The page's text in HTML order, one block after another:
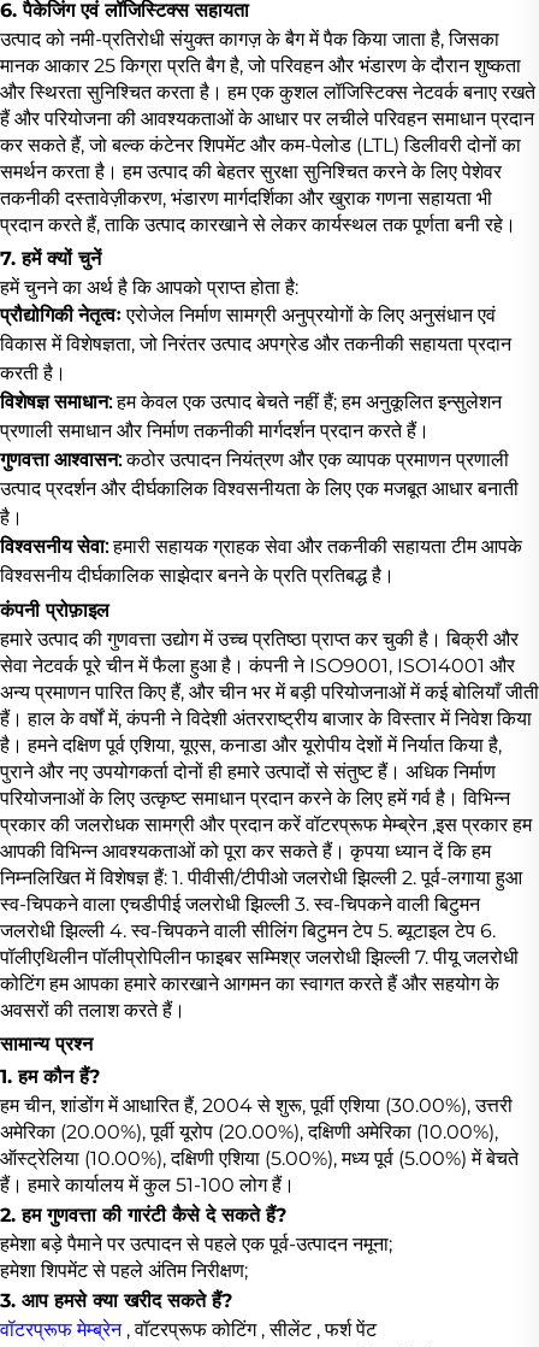
6. पैकेजिंग एवं लॉजिस्टिक्स सहायता
उत्पाद को नमी-प्रतिरोधी संयुक्त कागज़ के बैग में पैक किया जाता है, जिसका
मानक आकार 25 किग्रा प्रति बैग है, जो परिवहन और भंडारण के दौरान शुष्कता
और स्थिरता सुनिश्चित करता है। हम एक कुशल लॉजिस्टिक्स नेटवर्क बनाए रखते
हैं और परियोजना की आवश्यकताओं के आधार पर लचीले परिवहन समाधान प्रदान
कर सकते हैं, जो बल्क कंटेनर शिपमेंट और कम-पेलोड (LTL) डिलीवरी दोनों का
समर्थन करता है। हम उत्पाद की बेहतर सुरक्षा सुनिश्चित करने के लिए पेशेवर
तकनीकी दस्तावेज़ीकरण, भंडारण मार्गदर्शिका और खुराक गणना सहायता भी
प्रदान करते हैं, ताकि उत्पाद कारखाने से लेकर कार्यस्थल तक पूर्णता बनी रहे।
7. हमें क्यों चुनें
हमें चुनने का अर्थ है कि आपको प्राप्त होता है:
प्रौद्योगिकी नेतृत्वःएरोजेल निर्माण सामग्री अनुप्रयोगों के लिए अनुसंधान एवं
विकास में विशेषज्ञता, जो निरंतर उत्पाद अपग्रेड और तकनीकी सहायता प्रदान
करती है।
विशेषज्ञ समाधान:हम केवल एक उत्पाद बेचते नहीं हैं; हम अनुकूलित इन्सुलेशन
प्रणाली समाधान और निर्माण तकनीकी मार्गदर्शन प्रदान करते हैं।
गुणवत्ता आश्वासन:कठोर उत्पादन नियंत्रण और एक व्यापक प्रमाणन प्रणाली
उत्पाद प्रदर्शन और दीर्घकालिक विश्वसनीयता के लिए एक मजबूत आधार बनाती
है।
विश्वसनीय सेवा:हमारी सहायक ग्राहक सेवा और तकनीकी सहायता टीम आपके
विश्वसनीय दीर्घकालिक साझेदार बनने के प्रति प्रतिबद्ध है।
कंपनी प्रोफ़ाइल
हमारे उत्पाद की गुणवत्ता उद्योग में उच्च प्रतिष्ठा प्राप्त कर चुकी है। बिक्री और
सेवा नेटवर्क पूरे चीन में फैला हुआ है। कंपनी ने ISO9001, ISO14001 और
अन्य प्रमाणन पारित किए हैं, और चीन भर में बड़ी परियोजनाओं में कई बोलियाँ जीती
हैं। हाल के वर्षों में, कंपनी ने विदेशी अंतरराष्ट्रीय बाजार के विस्तार में निवेश किया
है। हमने दक्षिण पूर्व एशिया, यूएस, कनाडा और यूरोपीय देशों में निर्यात किया है,
पुराने और नए उपयोगकर्ता दोनों ही हमारे उत्पादों से संतुष्ट हैं। अधिक निर्माण
परियोजनाओं के लिए उत्कृष्ट समाधान प्रदान करने के लिए हमें गर्व है। विभिन्न
प्रकार की जलरोधक सामग्री और प्रदान करेंवॉटरप्रूफ मेम्ब्रेन ,इस प्रकार हम
आपकी विभिन्न आवश्यकताओं को पूरा कर सकते हैं। कृपया ध्यान दें कि हम
निम्नलिखित में विशेषज्ञ हैं: 1. पीवीसी/टीपीओ जलरोधी झिल्ली 2. पूर्व-लगाया हुआ
स्व-चिपकने वाला एचडीपीई जलरोधी झिल्ली 3. स्व-चिपकने वाली बिटुमन
जलरोधी झिल्ली 4. स्व-चिपकने वाली सीलिंग बिटुमन टेप 5. ब्यूटाइल टेप 6.
पॉलीएथिलीन पॉलीप्रोपिलीन फाइबर सम्मिश्र जलरोधी झिल्ली 7. पीयू जलरोधी
कोटिंग हम आपका हमारे कारखाने आगमन का स्वागत करते हैं और सहयोग के
अवसरों की तलाश करते हैं।
सामान्य प्रश्न
1. हम कौन हैं?
हम चीन, शांडोंग में आधारित हैं, 2004 से शुरू, पूर्वी एशिया (30.00%), उत्तरी
अमेरिका (20.00%), पूर्वी यूरोप (20.00%), दक्षिणी अमेरिका (10.00%),
ऑस्ट्रेलिया (10.00%), दक्षिणी एशिया (5.00%), मध्य पूर्व (5.00%) में बेचते
हैं। हमारे कार्यालय में कुल 51-100 लोग हैं।
2. हम गुणवत्ता की गारंटी कैसे दे सकते हैं?
हमेशा बड़े पैमाने पर उत्पादन से पहले एक पूर्व-उत्पादन नमूना;
हमेशा शिपमेंट से पहले अंतिम निरीक्षण;
3. आप हमसे क्या खरीद सकते हैं?
वॉटरप्रूफ मेम्ब्रेन ,वॉटरप्रूफ कोटिंग ,सीलेंट , फर्श पेंट